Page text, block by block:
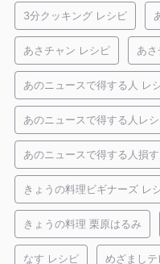
3分クッキング レシピ
あさチャン レシピ あ
あのニュースで得する人 レ
あのニュースで得する人レ
あのニュースで得する人損
きょうの料理ビギナーズ レ
きょうの料理 栗原はるみ
なす レシピ めざまし